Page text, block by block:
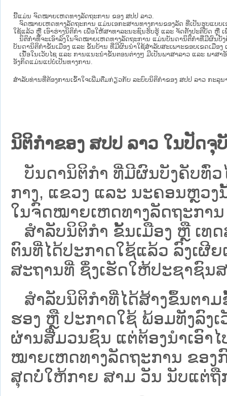
ນີ້ແມ່ນ ຈົດໝາຍເຫດທາງລັດຖະການ ຂອງ ສປປ ລາວ.
ຈົດໝາຍເຫດທາງລັດຖະການ ແມ່ນ​ເອ​ກະ​ສານ​ທາງ​ການ​ຂອງ​ລັດ ທີ່​ເປັນ​ຮູບ​ແບບ​
ໃຊ້ແລ້ວ ຫຼື ເອົາຮ່າງນິຕິກໍາ ເພື່ອໃຫ້​ສາ​ທາ​ລະ​ນະ​ຊົນ​ຮັບ​ຮູ້ ແລະ ຈັດ​ຕັ້ງ​ປະ​ຕິ​ບັດ ຫຼື
ນິ​ຕິ​ກຳ​ທີ່​ຈະ​ເອົາ​ລົງ​ໃນ​ຈົດ​ໝາຍ​ເຫດ​ທາງ​ລັດ​ຖະ​ການ ​ແມ່ນ​ບັນ​ດາ​ນິ​ຕິ​ກຳ​ທີ່​ມີ​ຜົນ​ບັ
ບັນ​ດານິ​ຕິ​ກຳ​ຂັ້ນ​ເມືອງ ແລະ ຂັ້ນ​ບ້ານ ​ທີ່​ມີ​ຜົນ​ນຳ​ໃຊ້​ສຳ​ລັບ​ສະ​ເພາະ​ຂອບ​ເຂດ​ເມືອງ
ເນື້ອໃນ​ເວັບ​ໄຊ​ ແລະ ການແນະນໍາຂັ້ນຕອນຕ່າງໆ ມີເປັນພາສາລາວ ແລະ ພາສ
ອັງກິດແມ່ນແປບໍ່ເປັນທາງການ.
ສໍາລັບທ່ານທີ່ຕ້ອງການເຂົ້າໃຈເພີ່ມຕື່ມກ່ຽວກັບ ລະບົບນິຕິກຳຂອງ ສປປ ລາວ ກະລຸນ
ນິຕິກຳຂອງ ສປປ ລາວ ໃນປັດ
ບັນດານິຕິກໍາ ທີ່ມີຜົນບັງຄັບທົ່
ກາງ, ແຂວງ ແລະ ນະຄອນຫຼວ
ໃນຈົດໝາຍເຫດທາງລັດຖະການ
ສຳລັບນິ​ຕິ​ກຳ ຂັ້ນເມືອງ ຫຼື ເທ
ຕົນທີ່ໄດ້ປະກາດໃຊ້ແລ້ວ ລົງ​ເຜີ
ສະຖານທີ່ ຊຶ່ງເຮັດໃຫ້ປະຊາຊົນສ
ສໍາລັບນິຕິກໍາທີ່ໄດ້ສ້າງຂຶ້ນຕາ
ຮອງ ຫຼື ປະກາດໃຊ້ ພ້ອມທັງລົງ
ຜ່ານສື່ມວນຊົນ ແຕ່ຕ້ອງນໍາເອົາ
ໝາຍ​ເຫດ​ທາງ​ລັດ​ຖະ​ການ​ ຂອ
ສຸດບໍ່ໃຫ້ກາຍ ສາມ ວັນ ນັບແຕ່ຖື